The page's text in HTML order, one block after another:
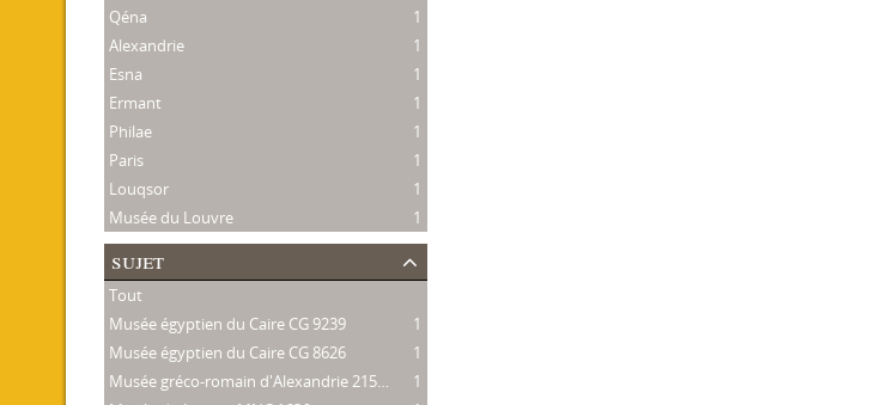
Qéna
1
Alexandrie
1
Esna
1
Ermant
1
Philae
1
Paris
1
Louqsor
1
Musée du Louvre
1
sujet
Tout
Musée égyptien du Caire CG 9239
1
Musée égyptien du Caire CG 8626
1
Musée gréco-romain d'Alexandrie 21534
1